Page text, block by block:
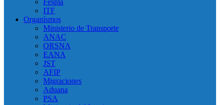
Fespla
ITF
Organísmos
Ministerio de Transporte
ANAC
ORSNA
EANA
JST
AFIP
Migraciones
Aduana
PSA